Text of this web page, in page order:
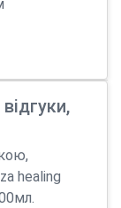
healing